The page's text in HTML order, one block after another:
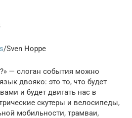
/Sven Hoppe
— слоган события можно
двояко: это то, что будет
и будет двигать нас в
скутеры и велосипеды,
мобильности, трамваи,